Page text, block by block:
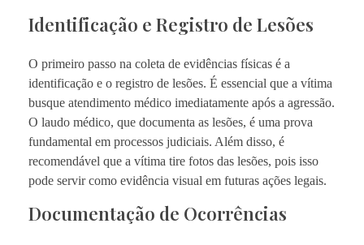
Identificação e Registro de Lesões
O primeiro passo na coleta de evidências físicas é a
identificação e o registro de lesões. É essencial que a vítima
busque atendimento médico imediatamente após a agressão.
O laudo médico, que documenta as lesões, é uma prova
fundamental em processos judiciais. Além disso, é
recomendável que a vítima tire fotos das lesões, pois isso
pode servir como evidência visual em futuras ações legais.
Documentação de Ocorrências